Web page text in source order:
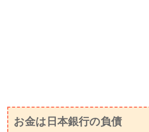
お金は日本銀行の負債